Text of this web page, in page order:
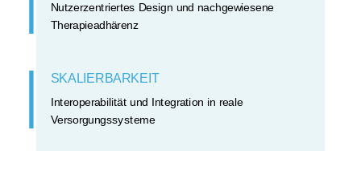
Nutzerzentriertes Design und nachgewiesene
Therapieadhärenz
SKALIERBARKEIT
Interoperabilität und Integration in reale
Versorgungssysteme